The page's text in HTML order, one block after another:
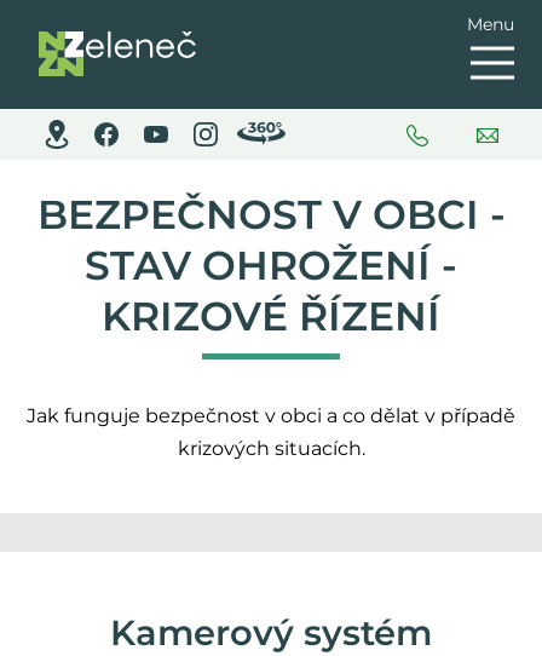
Menu
BEZPEČNOST V OBCI -
STAV OHROŽENÍ -
KRIZOVÉ ŘÍZENÍ
Jak funguje bezpečnost v obci a co dělat v případě
krizových situacích.
Kamerový systém